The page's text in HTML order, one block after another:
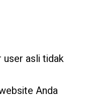
user asli tidak
Anda